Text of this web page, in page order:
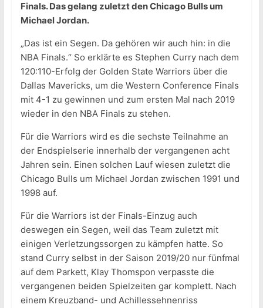
Finals. Das gelang zuletzt den Chicago Bulls um
Michael Jordan.
„Das ist ein Segen. Da gehören wir auch hin: in die
NBA Finals.“ So erklärte es Stephen Curry nach dem
120:110-Erfolg der Golden State Warriors über die
Dallas Mavericks, um die Western Conference Finals
mit 4-1 zu gewinnen und zum ersten Mal nach 2019
wieder in den NBA Finals zu stehen.
Für die Warriors wird es die sechste Teilnahme an
der Endspielserie innerhalb der vergangenen acht
Jahren sein. Einen solchen Lauf wiesen zuletzt die
Chicago Bulls um Michael Jordan zwischen 1991 und
1998 auf.
Für die Warriors ist der Finals-Einzug auch
deswegen ein Segen, weil das Team zuletzt mit
einigen Verletzungssorgen zu kämpfen hatte. So
stand Curry selbst in der Saison 2019/20 nur fünfmal
auf dem Parkett, Klay Thomspon verpasste die
vergangenen beiden Spielzeiten gar komplett. Nach
einem Kreuzband- und Achillessehnenriss